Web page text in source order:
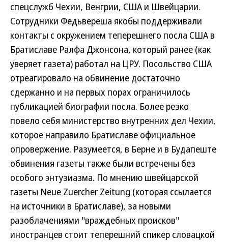
спецслужб Чехии, Венгрии, США и Швейцарии.
Сотрудники Федьвереша якобы поддерживали
контакты с окружением теперешнего посла США в
Братиславе Ралфа Джонсона, который ранее (как
уверяет газета) работал на ЦРУ. Посольство США
отреагировало на обвинение достаточно
сдержанно и на первых порах ограничилось
публикацией биографии посла. Более резко
повело себя министерство внутренних дел Чехии,
которое направило Братиславе официальное
опровержение. Разумеется, в Берне и в Будапеште
обвинения газеты также были встречены без
особого энтузиазма. По мнению швейцарской
газеты Neue Zuercher Zeitung (которая ссылается
на источники в Братиславе), за новыми
разоблачениями "враждебных происков"
иностранцев стоит теперешний спикер словацкой